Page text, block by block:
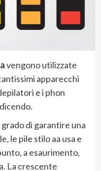
vengono utilizzate
apparecchi
e i phon
di garantire una
le pile stilo aa usa e
a esaurimento,
La crescente